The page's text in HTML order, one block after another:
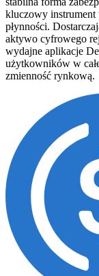
kluczowy
płynności.
aktywo cyfrowego
wydajne aplikacje
użytkowników w
zmienność rynkową.